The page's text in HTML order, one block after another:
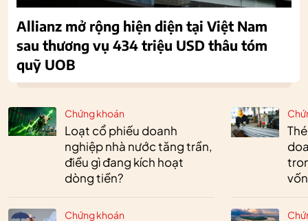
Chứng khoán
Loạt cổ phiếu doanh
nghiệp nhà nước tăng trần,
điều gì đang kích hoạt
dòng tiền?
Chứng khoán
vốn
Allianz mở rộng hiện diện tại Việt Nam
sau thương vụ 434 triệu USD thâu tóm
quỹ UOB